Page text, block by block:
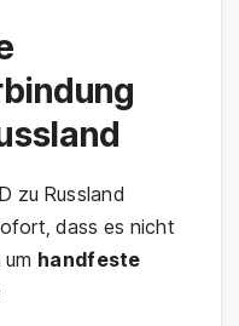
zu Russland
dass es nicht
handfeste